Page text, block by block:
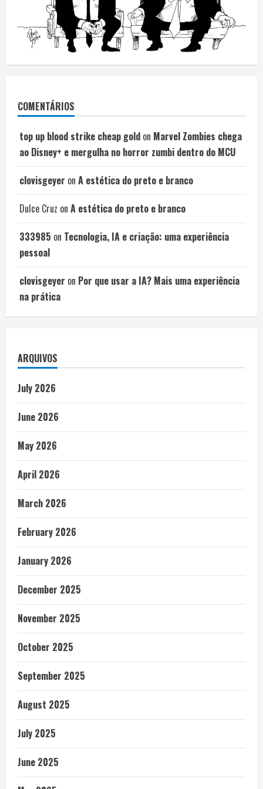
COMENTÁRIOS
top up blood strike cheap gold on Marvel Zombies chega
ao Disney+ e mergulha no horror zumbi dentro do MCU
clovisgeyer on A estética do preto e branco
Dulce Cruz on A estética do preto e branco
333985 on Tecnologia, IA e criação: uma experiência
pessoal
clovisgeyer on Por que usar a IA? Mais uma experiência
na prática
ARQUIVOS
July 2026
June 2026
May 2026
April 2026
March 2026
February 2026
January 2026
December 2025
November 2025
October 2025
September 2025
August 2025
July 2025
June 2025